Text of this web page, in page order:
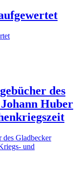
des
Huber